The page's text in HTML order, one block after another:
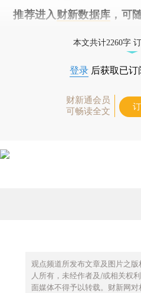
推荐进入 财新数据库 ，可
本文共计2260字
登录 后获取已
财新通会员
可畅读全文
观点频道所发布文章及图片之
人所有，未经作者及/或相关权
面媒体不得予以转载。财新网